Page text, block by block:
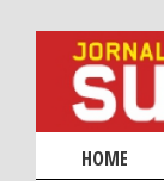
MenuSALTAR
SALTAR
HOME